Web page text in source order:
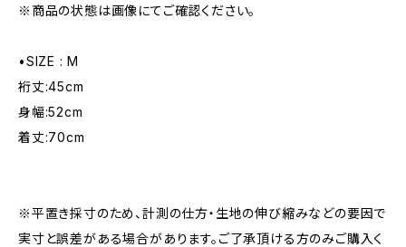
※商品の状態は画像にてご確認ください。
•SIZE : M
裄丈:45cm
身幅:52cm
着丈:70cm
※平置き採寸のため、計測の仕方・生地の伸び縮みなどの要因で
実寸と誤差がある場合があります。ご了承頂ける方のみご購入く